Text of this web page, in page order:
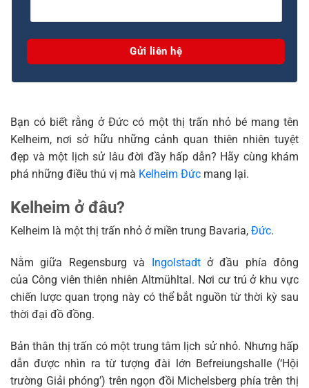
Bạn có biết rằng ở Đức có một thị trấn nhỏ bé mang tên
Kelheim, nơi sở hữu những cảnh quan thiên nhiên tuyệt
đẹp và một lịch sử lâu đời đầy hấp dẫn? Hãy cùng khám
phá những điều thú vị mà Kelheim Đức mang lại.
Kelheim ở đâu?
Kelheim là một thị trấn nhỏ ở miền trung Bavaria, Đức.
Nằm giữa Regensburg và Ingolstadtở đầu phía đông
của Công viên thiên nhiên Altmühltal. Nơi cư trú ở khu vực
chiến lược quan trọng này có thể bắt nguồn từ thời kỳ sau
thời đại đồ đồng.
Bản thân thị trấn có một trung tâm lịch sử nhỏ. Nhưng hấp
dẫn được nhìn ra từ tượng đài lớn Befreiungshalle (‘Hội
trường Giải phóng’) trên ngọn đồi Michelsberg phía trên thị